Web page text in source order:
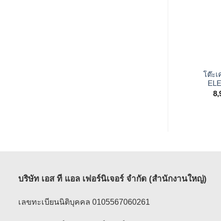
โต๊ะเ
บริษัท เอส ที แอล เฟอร์นิเจอร์ จำกัด (สำนักงานใหญ่)
เลขทะเบียนนิติบุคคล 0105567060261